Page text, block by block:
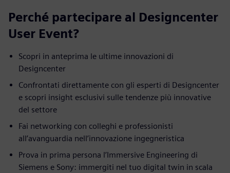
Perché partecipare al Designcenter
User Event?
Scopri in anteprima le ultime innovazioni di
Designcenter
Confrontati direttamente con gli esperti di Designcenter
e scopri insight esclusivi sulle tendenze più innovative
del settore
Fai networking con colleghi e professionisti
all’avanguardia nell’innovazione ingegneristica
Prova in prima persona l’Immersive Engineering di
Siemens e Sony: immergiti nel tuo digital twin in scala